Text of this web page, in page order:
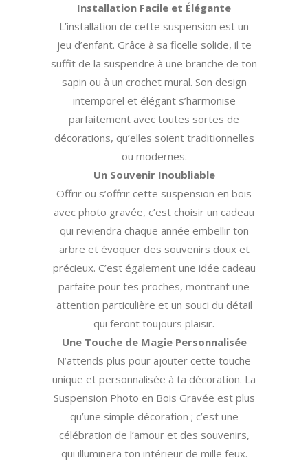
Installation Facile et Élégante
L’installation de cette suspension est un
jeu d’enfant. Grâce à sa ficelle solide, il te
suffit de la suspendre à une branche de ton
sapin ou à un crochet mural. Son design
intemporel et élégant s’harmonise
parfaitement avec toutes sortes de
décorations, qu’elles soient traditionnelles
ou modernes.
Un Souvenir Inoubliable
Offrir ou s’offrir cette suspension en bois
avec photo gravée, c’est choisir un cadeau
qui reviendra chaque année embellir ton
arbre et évoquer des souvenirs doux et
précieux. C’est également une idée cadeau
parfaite pour tes proches, montrant une
attention particulière et un souci du détail
qui feront toujours plaisir.
Une Touche de Magie Personnalisée
N’attends plus pour ajouter cette touche
unique et personnalisée à ta décoration. La
Suspension Photo en Bois Gravée est plus
qu’une simple décoration ; c’est une
célébration de l’amour et des souvenirs,
qui illuminera ton intérieur de mille feux.